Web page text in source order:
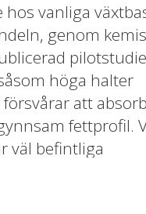
vanliga
genom
höga halter
att
fettprofil.
väl befintliga
näringsämnen. I
salthalt